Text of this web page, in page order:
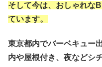
そして今は、おしゃれな
ています。
東京都内でバーベキュー
内や屋根付き、夜などシ